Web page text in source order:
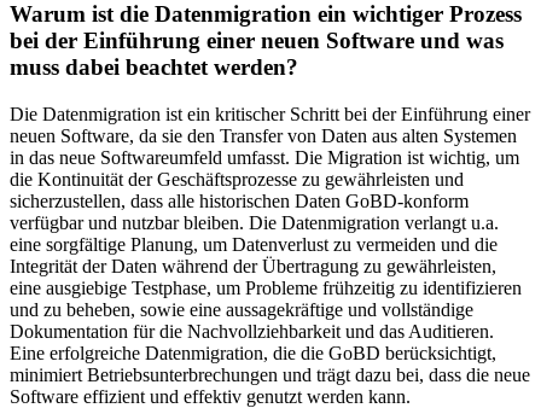
Warum ist die Datenmigration ein wichtiger Prozess
bei der Einführung einer neuen Software und was
muss dabei beachtet werden?
Die Datenmigration ist ein kritischer Schritt bei der Einführung einer
neuen Software, da sie den Transfer von Daten aus alten Systemen
in das neue Softwareumfeld umfasst. Die Migration ist wichtig, um
die Kontinuität der Geschäftsprozesse zu gewährleisten und
sicherzustellen, dass alle historischen Daten GoBD-konform
verfügbar und nutzbar bleiben. Die Datenmigration verlangt u.a.
eine sorgfältige Planung, um Datenverlust zu vermeiden und die
Integrität der Daten während der Übertragung zu gewährleisten,
eine ausgiebige Testphase, um Probleme frühzeitig zu identifizieren
und zu beheben, sowie eine aussagekräftige und vollständige
Dokumentation für die Nachvollziehbarkeit und das Auditieren.
Eine erfolgreiche Datenmigration, die die GoBD berücksichtigt,
minimiert Betriebsunterbrechungen und trägt dazu bei, dass die neue
Software effizient und effektiv genutzt werden kann.